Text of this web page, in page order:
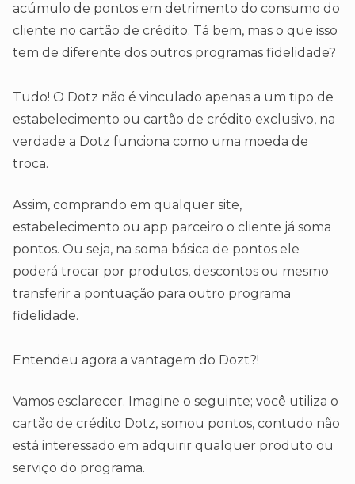
acúmulo de pontos em detrimento do consumo do
cliente no cartão de crédito. Tá bem, mas o que isso
tem de diferente dos outros programas fidelidade?
Tudo! O Dotz não é vinculado apenas a um tipo de
estabelecimento ou cartão de crédito exclusivo, na
verdade a Dotz funciona como uma moeda de
troca.
Assim, comprando em qualquer site,
estabelecimento ou app parceiro o cliente já soma
pontos. Ou seja, na soma básica de pontos ele
poderá trocar por produtos, descontos ou mesmo
transferir a pontuação para outro programa
fidelidade.
Entendeu agora a vantagem do Dozt?!
Vamos esclarecer. Imagine o seguinte; você utiliza o
cartão de crédito Dotz, somou pontos, contudo não
está interessado em adquirir qualquer produto ou
serviço do programa.